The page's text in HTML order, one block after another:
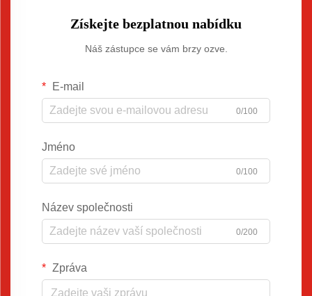
Získejte bezplatnou nabídku
Náš zástupce se vám brzy ozve.
E-mail
0/100
Jméno
0/100
Název společnosti
0/200
Zpráva